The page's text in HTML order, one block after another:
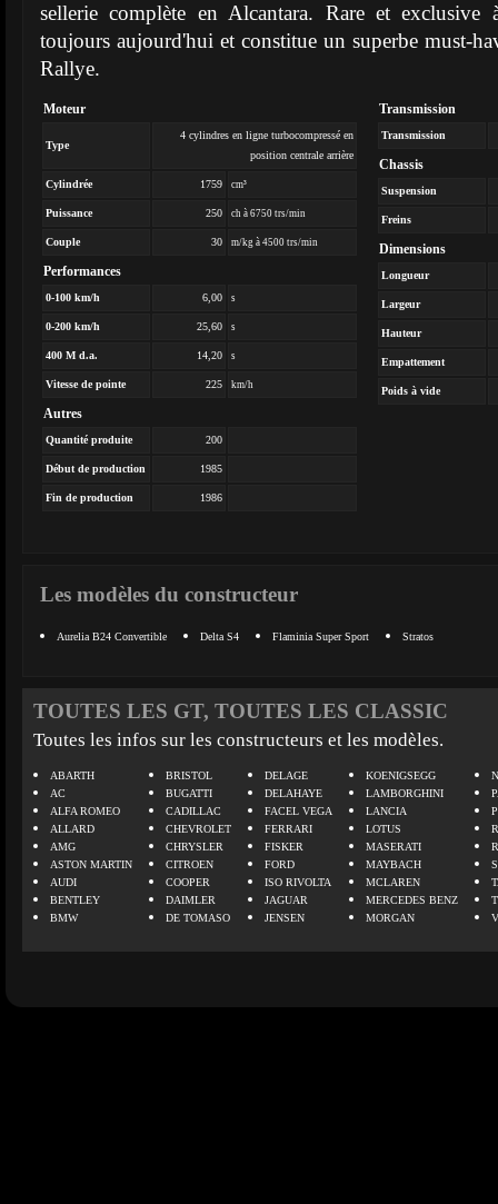
sellerie complète en Alcantara. Rare et
toujours aujourd'hui et constitue un superbe must-
Rallye.
Moteur
Type
4 cylindres en ligne turbocompressé en
position centrale arrière
Cylindrée 1759 cm³
Puissance 250 ch à 6750 trs/min
Couple 30 m/kg à 4500 trs/min
Performances
0-100 km/h 6,00 s
0-200 km/h 25,60 s
400 M d.a. 14,20 s
Vitesse de pointe 225 km/h
Autres
Quantité produite 200
Début de production 1985
Fin de production 1986
Transmission
Transmission
Chassis
Suspension
Freins
Dimensions
Longueur
Largeur
Hauteur
Empattement
Poids à vide
Les modèles du constructeur
Aurelia B24 Convertible Delta S4 Flaminia Super Sport Stratos
TOUTES LES GT, TOUTES LES CLASSIC
Toutes les infos sur les constructeurs et les modèles.
ABARTH
AC
ALFA ROMEO
ALLARD
AMG
ASTON MARTIN
AUDI
BENTLEY
BMW
BRISTOL
BUGATTI
CADILLAC
CHEVROLET
CHRYSLER
CITROEN
COOPER
DAIMLER
DE TOMASO
DELAGE
DELAHAYE
FACEL VEGA
FERRARI
FISKER
FORD
ISO RIVOLTA
JAGUAR
JENSEN
KOENIGSEGG
LAMBORGHINI
LANCIA
LOTUS
MASERATI
MAYBACH
MCLAREN
MERCEDES BENZ
MORGAN